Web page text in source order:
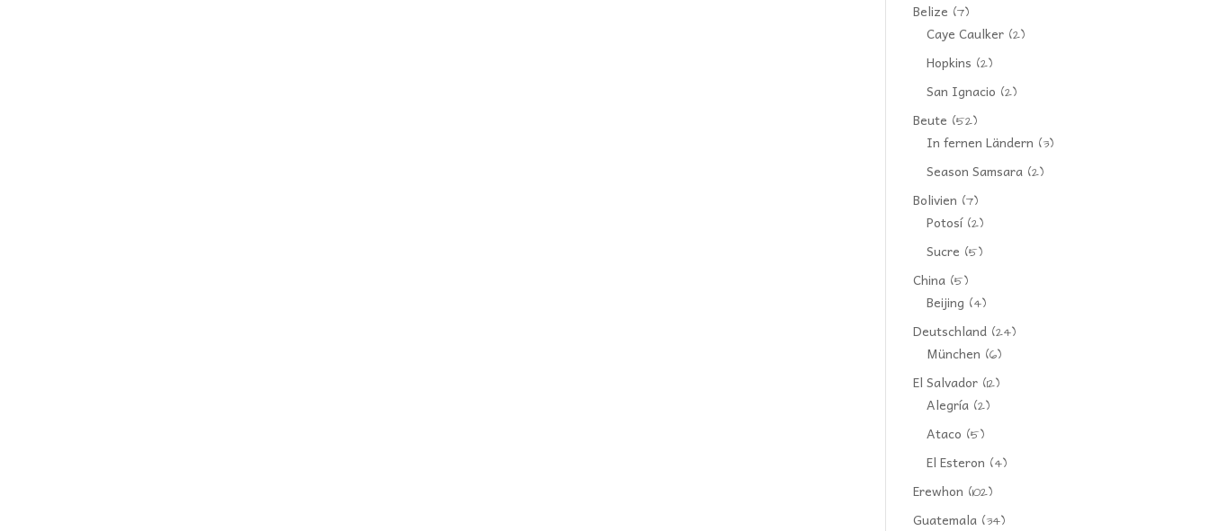
Belize (7)
Caye Caulker (2)
Hopkins (2)
San Ignacio (2)
Beute (52)
In fernen Ländern (3)
Season Samsara (2)
Bolivien (7)
Potosí(2)
Sucre (5)
China (5)
Beijing (4)
Deutschland (24)
München (6)
El Salvador (12)
Alegría (2)
Ataco (5)
El Esteron (4)
Erewhon (102)
Guatemala (34)